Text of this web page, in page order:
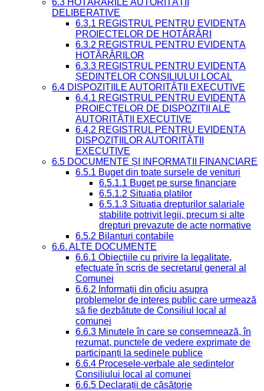
6.3 HOTĂRÂRILE AUTORITĂȚII
DELIBERATIVE
6.3.1 REGISTRUL PENTRU EVIDENȚA
PROIECTELOR DE HOTĂRÂRI
6.3.2 REGISTRUL PENTRU EVIDENȚA
HOTĂRÂRILOR
6.3.3 REGISTRUL PENTRU EVIDENȚA
ȘEDINȚELOR CONSILIULUI LOCAL
6.4 DISPOZIȚIILE AUTORITĂȚII EXECUTIVE
6.4.1 REGISTRUL PENTRU EVIDENȚA
PROIECTELOR DE DISPOZIȚII ALE
AUTORITĂȚII EXECUTIVE
6.4.2 REGISTRUL PENTRU EVIDENȚA
DISPOZIȚIILOR AUTORITĂȚII
EXECUTIVE
6.5 DOCUMENTE ȘI INFORMAȚII FINANCIARE
6.5.1 Buget din toate sursele de venituri
6.5.1.1 Buget pe surse financiare
6.5.1.2 Situatia platilor
6.5.1.3 Situatia drepturilor salariale
stabilite potrivit legii, precum si alte
drepturi prevazute de acte normative
6.5.2 Bilanturi contabile
6.6. ALTE DOCUMENTE
6.6.1 Obiecțiile cu privire la legalitate,
efectuate în scris de secretarul general al
Comunei
6.6.2 Informații din oficiu asupra
problemelor de interes public care urmează
să fie dezbătute de Consiliul local al
comunei
6.6.3 Minutele în care se consemnează, în
rezumat, punctele de vedere exprimate de
participanți la ședinele publice
6.6.4 Procesele-verbale ale ședințelor
Consiliului local al comunei
6.6.5 Declarații de căsătorie